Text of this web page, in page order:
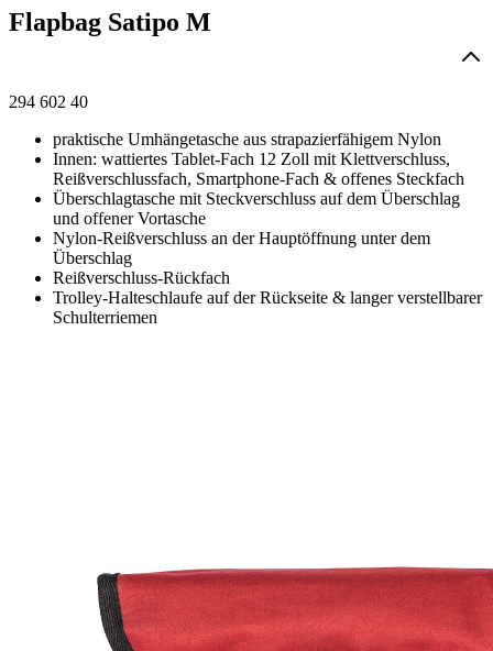
Flapbag Satipo M
294 602 40
praktische Umhängetasche aus strapazierfähigem Nylon
Innen: wattiertes Tablet-Fach 12 Zoll mit Klettverschluss,
Reißverschlussfach, Smartphone-Fach & offenes Steckfach
Überschlagtasche mit Steckverschluss auf dem Überschlag
und offener Vortasche
Nylon-Reißverschluss an der Hauptöffnung unter dem
Überschlag
Reißverschluss-Rückfach
Trolley-Halteschlaufe auf der Rückseite & langer verstellbarer
Schulterriemen